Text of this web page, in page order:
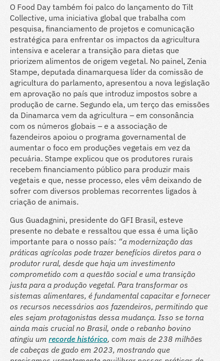
O Food Day também foi palco do lançamento do Tilt
Collective, uma iniciativa global que trabalha com
pesquisa, financiamento de projetos e comunicação
estratégica para enfrentar os impactos da agricultura
intensiva e acelerar a transição para dietas que
priorizem alimentos de origem vegetal. No painel, Zenia
Stampe, deputada dinamarquesa líder da comissão de
agricultura do parlamento, apresentou a nova legislação
em aprovação no país que introduz impostos sobre a
produção de carne. Segundo ela, um terço das emissões
da Dinamarca vem da agricultura – em consonância
com os números globais – e a associação de
fazendeiros apoiou o programa governamental de
aumentar o foco em produções vegetais em vez da
pecuária. Stampe explicou que os produtores rurais
recebem financiamento público para produzir mais
vegetais e que, nesse processo, eles vêm deixando de
sofrer com diversos problemas recorrentes ligados à
criação de animais.
Gus Guadagnini, presidente do GFI Brasil, esteve
presente no debate e ressaltou que essa é uma lição
importante para o nosso país: “a modernização das
práticas agrícolas pode trazer benefícios diretos para o
produtor rural, desde que haja um investimento
comprometido com a questão social e uma transição
justa para a produção vegetal. Para transformar os
sistemas alimentares, é fundamental capacitar e fornecer
os recursos necessários aos fazendeiros, permitindo que
eles sejam protagonistas dessa mudança. Isso se torna
ainda mais crucial no Brasil, onde o rebanho bovino
atingiu um recorde histórico, com mais de 238 milhões
de cabeças de gado em 2023, mostrando que